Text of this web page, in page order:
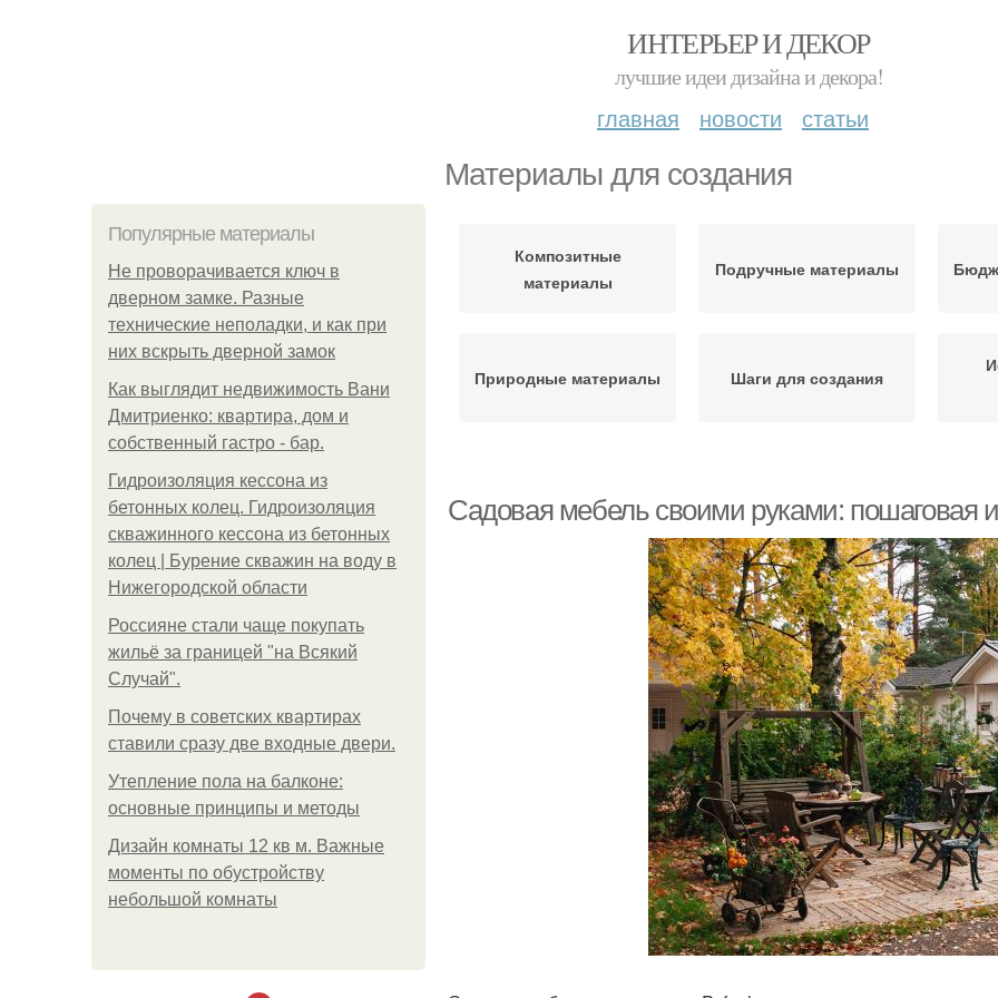
ИНТЕРЬЕР И ДЕКОР
лучшие идеи дизайна и декора!
главная новости статьи
Материалы для создания
Популярные материалы
Не проворачивается ключ в
дверном замке. Разные
технические неполадки, и как при
них вскрыть дверной замок
Как выглядит недвижимость Вани
Дмитриенко: квартира, дом и
собственный гастро - бар.
Гидроизоляция кессона из
бетонных колец. Гидроизоляция
скважинного кессона из бетонных
колец | Бурение скважин на воду в
Нижегородской области
Россияне стали чаще покупать
жильё за границей "на Всякий
Случай".
Почему в советских квартирах
ставили сразу две входные двери.
Утепление пола на балконе:
основные принципы и методы
Дизайн комнаты 12 кв м. Важные
моменты по обустройству
небольшой комнаты
Композитные
материалы
Подручные материалы
Природные материалы Шаги для создания
материалы
Декор из природных
материалов
Садовая мебель своими руками: пошаговая